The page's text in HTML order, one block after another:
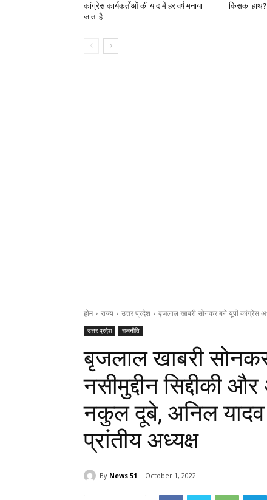
कांग्रेस कार्यकर्तोओं की याद में हर वर्ष मनाया
जाता है
किसका हाथ?